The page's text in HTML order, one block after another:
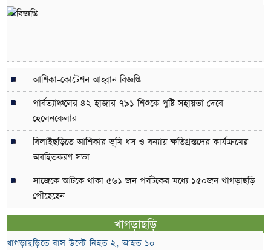
আশিকা-কোটেশন আহ্বান বিজ্ঞপ্তি
পার্বত্যাঞ্চলের ৪২ হাজার ৭৯১ শিশুকে পুষ্টি সহায়তা দেবে
হেলেনকেলার
বিলাইছড়িতে আশিকার ভূমি ধস ও বন্যায় ক্ষতিগ্রস্তদের কার্যক্রমের
অবহিতকরণ সভা
সাজেকে আটকে থাকা ৫৬১ জন পর্যটকের মধ্যে ১৫০জন খাগড়াছড়ি
পৌছেছেন
খাগড়াছড়ি
খাগড়াছড়িতে বাস উল্টে নিহত ২, আহত ১০